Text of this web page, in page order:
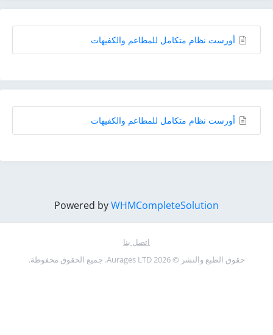
أورست نظام متكامل للمطاعم والكفيهات
أورست نظام متكامل للمطاعم والكفيهات
Powered byWHMCompleteSolution
اتصل بنا
حقوق الطبع والنشر © 2026 Aurages LTD. جميع الحقوق محفوظة.